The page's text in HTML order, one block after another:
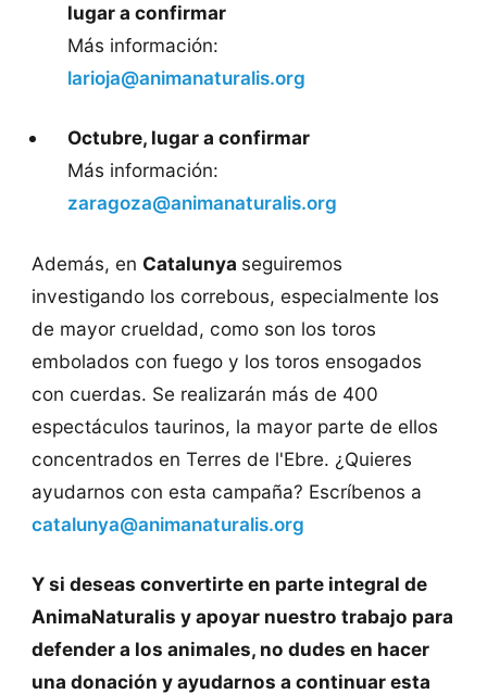
lugar a confirmar
Más información:
larioja@animanaturalis.org
Octubre, lugar a confirmar
Más información:
zaragoza@animanaturalis.org
Además, en Catalunya seguiremos
investigando los correbous, especialmente los
de mayor crueldad, como son los toros
embolados con fuego y los toros ensogados
con cuerdas. Se realizarán más de 400
espectáculos taurinos, la mayor parte de ellos
concentrados en Terres de l'Ebre. ¿Quieres
ayudarnos con esta campaña? Escríbenos a
catalunya@animanaturalis.org
Y si deseas convertirte en parte integral de
AnimaNaturalis y apoyar nuestro trabajo para
defender a los animales, no dudes en hacer
una donación y ayudarnos a continuar esta